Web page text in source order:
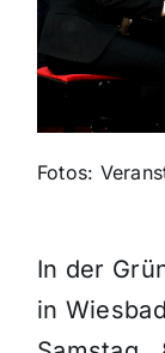
Fotos:
In der
in